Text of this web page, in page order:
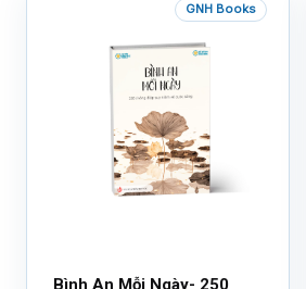
GNH Books
Bình An Mỗi Ngày- 250